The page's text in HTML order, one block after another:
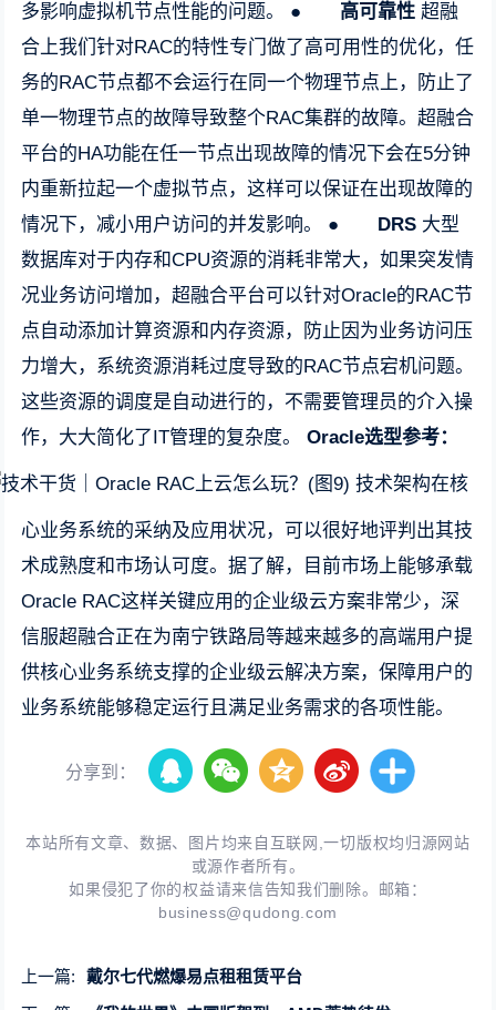
多影响虚拟机节点性能的问题。 ● 高可靠性 超融
合上我们针对RAC的特性专门做了高可用性的优化，任
务的RAC节点都不会运行在同一个物理节点上，防止了
单一物理节点的故障导致整个RAC集群的故障。超融合
平台的HA功能在任一节点出现故障的情况下会在5分钟
内重新拉起一个虚拟节点，这样可以保证在出现故障的
情况下，减小用户访问的并发影响。 ● DRS 大型
数据库对于内存和CPU资源的消耗非常大，如果突发情
况业务访问增加，超融合平台可以针对Oracle的RAC节
点自动添加计算资源和内存资源，防止因为业务访问压
力增大，系统资源消耗过度导致的RAC节点宕机问题。
这些资源的调度是自动进行的，不需要管理员的介入操
作，大大简化了IT管理的复杂度。Oracle选型参考：
技术架构在核
心业务系统的采纳及应用状况，可以很好地评判出其技
术成熟度和市场认可度。据了解，目前市场上能够承载
Oracle RAC这样关键应用的企业级云方案非常少，深
信服超融合正在为南宁铁路局等越来越多的高端用户提
供核心业务系统支撑的企业级云解决方案，保障用户的
业务系统能够稳定运行且满足业务需求的各项性能。
分享到：
本站所有文章、数据、图片均来自互联网,一切版权均归源网站
或源作者所有。
如果侵犯了你的权益请来信告知我们删除。邮箱：
business@qudong.com
上一篇:
戴尔七代燃爆易点租租赁平台